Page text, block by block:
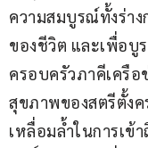
ความสมบูรณ์ทั้งร่า
ของชีวิต และเพื่อบู
ครอบครัวภาคีเครื
สุขภาพของสตรีตั้ง
เหลื่อมล้ำในการเข้